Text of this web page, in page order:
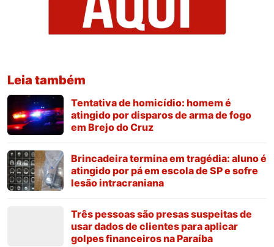
Leia também
Tentativa de homicídio: homem é
atingido por disparos de arma de fogo
em Brejo do Cruz
Brincadeira termina em tragédia: aluno é
atingido por pá em escola de SP e sofre
lesão intracraniana
Três pessoas são presas suspeitas de
usar dados de clientes para aplicar
golpes financeiros na Paraíba